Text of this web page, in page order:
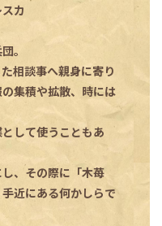
カ
。
相談事へ親身に寄り
集積や拡散、時には
して使うこともあ
、その際に「木苺
近にある何かしらで